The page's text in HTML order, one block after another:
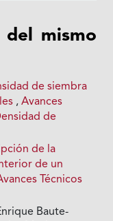
del mismo
de siembra
,Avances
de
de la
de un
Técnicos
Baute-